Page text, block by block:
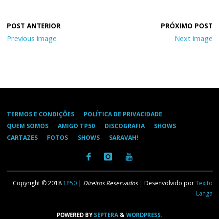
Previous image Next image
TERMOS E CONDIÇÕES
POLÍTICA DE PRIVACIDADE
QUEM SOMOS
AMIGO TP50 DISCOGRAFIA
SHOWS
CARTAZES
FOTOS SHOWS SARAVAH!
Copyright © 2018TP50 | Direitos Reservados| Desenvolvido porTexito
Langa
POWERED BYSEPTERA & WORDPRESS.